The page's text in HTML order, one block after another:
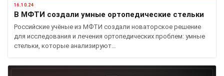
16.10.24
В МФТИ создали умные ортопедические стельки
Российские учёные из МФТИ создали новаторское решение
для исследования и лечения ортопедических проблем: умные
стельки, которые анализируют…